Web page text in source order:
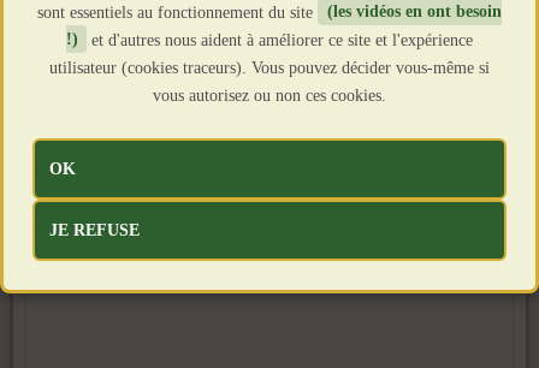
sont essentiels au fonctionnement du site
(les vidéos en ont besoin
!)
et d'autres nous aident à améliorer ce site et l'expérience
utilisateur (cookies traceurs). Vous pouvez décider vous-même si
vous autorisez ou non ces cookies.
OK
JE REFUSE